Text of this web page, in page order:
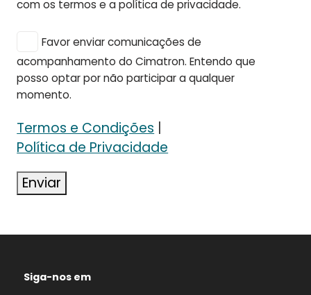
com os termos e a política de privacidade.
Favor enviar comunicações de
acompanhamento do Cimatron. Entendo que
posso optar por não participar a qualquer
momento.
Termos e Condições
Política de Privacidade
Enviar
Siga-nos em